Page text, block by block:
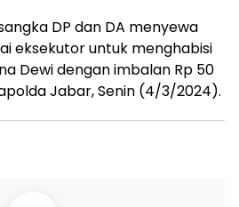
DP dan DA menyewa
eksekutor untuk menghabisi
Dewi dengan imbalan Rp 50
Jabar, Senin (4/3/2024).